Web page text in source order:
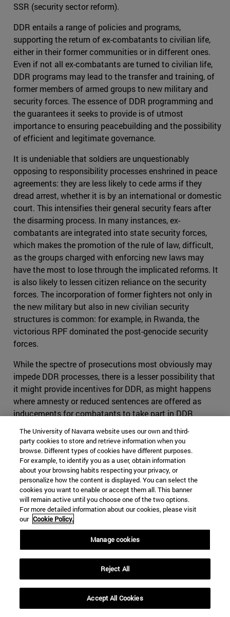
SSR (security sector reform).
DDR entails a range of policies and programs,
supporting the return of ex-combatants to civilian life,
either in their former communities or in different ones.
Even if not all ex-combatants are turned to civilian life,
DDR programs may lead to the transfer and training, of
former members of armed groups to new military and
security forces. The essence of DDR programming and
the guarantees it seeks to provide is of utmost
importance to ensuring peacebuilding and the possibility
of efficient and legitimate governance.
It is undeniable that soldiers are unquestionably
opposing to responsibility processes enshrined in peace
agreements: they are less likely to cede arms if they
dread arrest, whether it is by an international or domestic
court. This intensifies their general security fears after
the disarming process. In many instances, ex-
combatants are integrated into state security forces,
which makes the promotion of the rule of law, difficult,
as the groups charged with enforcing new laws may
have the most to lose through the implicated reforms. It
is also likely to lessen citizen reliance on the security
forces. The incorporation of former fighters not only in
the new military but also in new civilian security
structures is common: for example, in Rwanda, the
victorious RPF dominated the post-genocide security
forces.
While the spectre of prosecutions most obviously may
impede DDR processes, there is a lesser possibility that
it might provide incentives for DDR, as might happens
where amnesty or reduced sentences are offered as
inducements for combatants to take part in DDR
the threat of prosecution and the durability of amnesty
or other forms of protection are essentials whether it is
in national or international courts. Even if this is not
related to the promotion of transitional justice
processes, it is another example of how it can have a
long-term effect on the respect of human rights and the
prevention of future breaches.
As previously stated, some DDR and transitional justice
processes may share alike ends and even employ similar
mechanisms. A variety of traditional processes of
accountability and conflict resolution often also seek to
promote reconciliation. DDR programs increasingly
include measures that try to encourage return,
reintegration, and if possible, reconciliation within
The University of Navarra website uses our own and third-
party cookies to store and retrieve information when you
browse. Different types of cookies have different purposes.
For example, to identify you as a user, obtain information
about your browsing habits respecting your privacy, or
personalize how the content is displayed. You can select the
cookies you want to enable or accept them all. This banner
will remain active until you choose one of the two options.
For more detailed information about our cookies, please visit
our Cookie Policy.
Manage cookies
Reject All
Accept All Cookies